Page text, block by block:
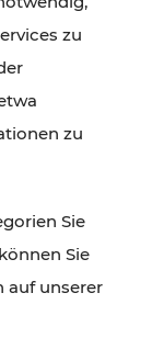
zu
zu
Sie
Sie
auf unserer